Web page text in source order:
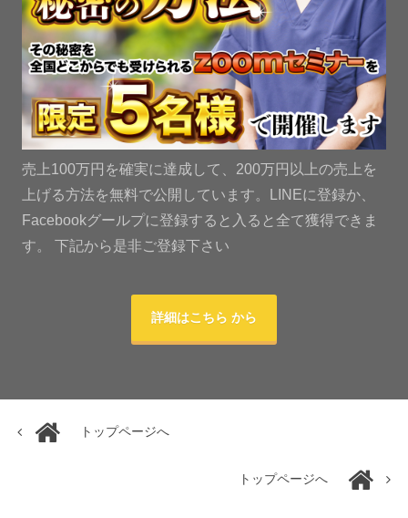
売上100万円を確実に達成して、200万円以上の売上を
上げる方法を無料で公開しています。LINEに登録か、
Facebookグールプに登録すると入ると全て獲得できま
す。 下記から是非ご登録下さい
詳細はこちら から
トップページへ
トップページへ